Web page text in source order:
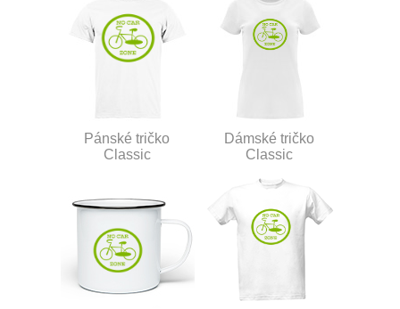
Pánské tričko
Classic
Dámské tričko
Classic